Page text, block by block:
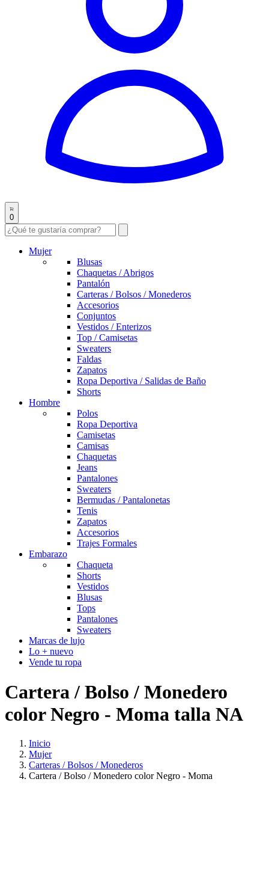
0
Mujer
Blusas
Chaquetas / Abrigos
Pantalón
Carteras / Bolsos / Monederos
Accesorios
Conjuntos
Vestidos / Enterizos
Top / Camisetas
Sweaters
Faldas
Zapatos
Ropa Deportiva / Salidas de Baño
Shorts
Hombre
Polos
Ropa Deportiva
Camisetas
Camisas
Chaquetas
Jeans
Pantalones
Sweaters
Bermudas / Pantalonetas
Tenis
Zapatos
Accesorios
Trajes Formales
Embarazo
Chaqueta
Shorts
Vestidos
Blusas
Tops
Pantalones
Sweaters
Marcas de lujo
Lo + nuevo
Vende tu ropa
Cartera / Bolso / Monedero
color Negro - Moma talla NA
Inicio
Mujer
Carteras / Bolsos / Monederos
Cartera / Bolso / Monedero color Negro - Moma